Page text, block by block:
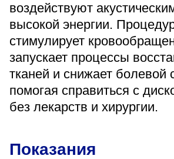
Адрес
399000, г. Липецк, Плехановское
Ленинский лесхоз, квартал 67
Понедельник — четверг
08:00–16:45
перерыв 12:00–12:30
Пятница
перерыв 12:00–12:30
Администратор
воздействуют
высокой энергии.
стимулирует
запускает процессы
тканей и снижает болевой
помогая справиться с
без лекарств и хирургии.
Показания